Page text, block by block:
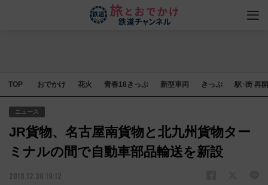
TOP おでかけ 花火 青春18きっぷ 新型車両 きっぷ 駅･街 再
ニュース
JR貨物、名古屋南貨物と北九州貨物ター
ミナルの間で自動車部品輸送を新設
2018.12.30 19:12